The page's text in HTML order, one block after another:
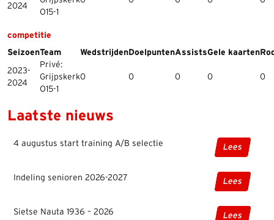
2024
O15-1
competitie
SeizoenTeam Wedstrijden DoelpuntenAssistsGele kaarten
2023-
2024
Privé:
Grijpskerk
O15-1
0 0 0 0 0
Laatste nieuws
4 augustus start training A/B selectie Lees
Indeling senioren 2026-2027 Lees
Sietse Nauta 1936 – 2026 Lees